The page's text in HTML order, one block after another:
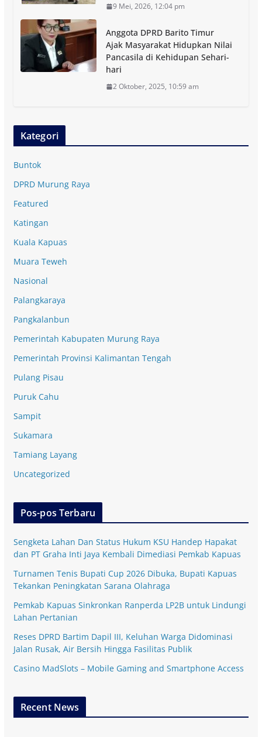
9 Mei, 2026, 12:04 pm
Anggota DPRD Barito Timur
Ajak Masyarakat Hidupkan Nilai
Pancasila di Kehidupan Sehari-
hari
2 Oktober, 2025, 10:59 am
Kategori
Buntok
DPRD Murung Raya
Featured
Katingan
Kuala Kapuas
Muara Teweh
Nasional
Palangkaraya
Pangkalanbun
Pemerintah Kabupaten Murung Raya
Pemerintah Provinsi Kalimantan Tengah
Pulang Pisau
Puruk Cahu
Sampit
Sukamara
Tamiang Layang
Uncategorized
Pos-pos Terbaru
Sengketa Lahan Dan Status Hukum KSU Handep Hapakat
dan PT Graha Inti Jaya Kembali Dimediasi Pemkab Kapuas
Turnamen Tenis Bupati Cup 2026 Dibuka, Bupati Kapuas
Tekankan Peningkatan Sarana Olahraga
Pemkab Kapuas Sinkronkan Ranperda LP2B untuk Lindungi
Lahan Pertanian
Reses DPRD Bartim Dapil III, Keluhan Warga Didominasi
Jalan Rusak, Air Bersih Hingga Fasilitas Publik
Casino MadSlots – Mobile Gaming and Smartphone Access
Recent News